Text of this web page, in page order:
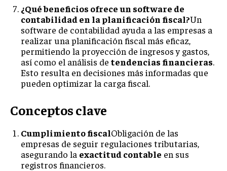
¿Qué beneficios ofrece un software de
contabilidad en la planificación fiscal?Un
software de contabilidad ayuda a las empresas a
realizar una planificación fiscal más eficaz,
permitiendo la proyección de ingresos y gastos,
así como el análisis de tendencias financieras.
Esto resulta en decisiones más informadas que
pueden optimizar la carga fiscal.
Conceptos clave
Cumplimiento fiscalObligación de las
empresas de seguir regulaciones tributarias,
asegurando la exactitud contable en sus
registros financieros.